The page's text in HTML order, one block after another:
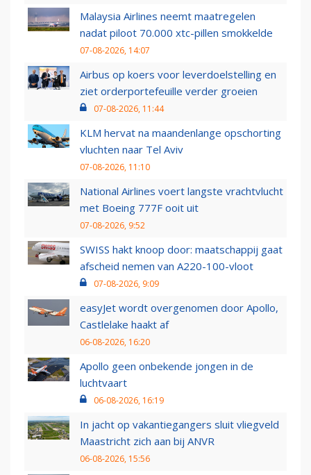
Malaysia Airlines neemt maatregelen
nadat piloot 70.000 xtc-pillen smokkelde
07-08-2026, 14:07
Airbus op koers voor leverdoelstelling en
ziet orderportefeuille verder groeien
07-08-2026, 11:44
KLM hervat na maandenlange opschorting
vluchten naar Tel Aviv
07-08-2026, 11:10
National Airlines voert langste vrachtvlucht
met Boeing 777F ooit uit
07-08-2026, 9:52
SWISS hakt knoop door: maatschappij gaat
afscheid nemen van A220-100-vloot
07-08-2026, 9:09
easyJet wordt overgenomen door Apollo,
Castlelake haakt af
06-08-2026, 16:20
Apollo geen onbekende jongen in de
luchtvaart
06-08-2026, 16:19
In jacht op vakantiegangers sluit vliegveld
Maastricht zich aan bij ANVR
06-08-2026, 15:56